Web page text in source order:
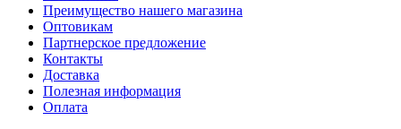
Преимущество нашего магазина
Оптовикам
Партнерское предложение
Контакты
Доставка
Полезная информация
Оплата